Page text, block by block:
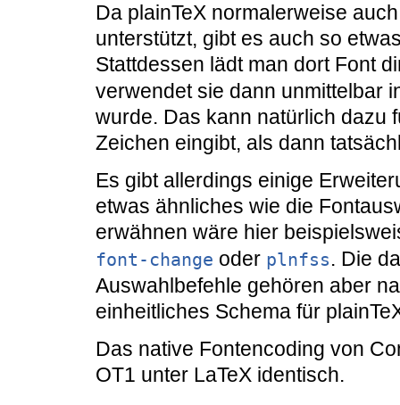
Da plainTeX normalerweise
unterstützt, gibt es auch so
Stattdessen lädt man dort Font
verwendet sie dann unmittelbar
wurde. Das kann natürlich dazu
Zeichen eingibt, als dann
Es gibt allerdings einige
etwas ähnliches wie die
erwähnen wäre hier
font-change oder plnfss. Die
Auswahlbefehle gehören aber
einheitliches Schema für
Das native Fontencoding von
OT1 unter LaTeX identisch.